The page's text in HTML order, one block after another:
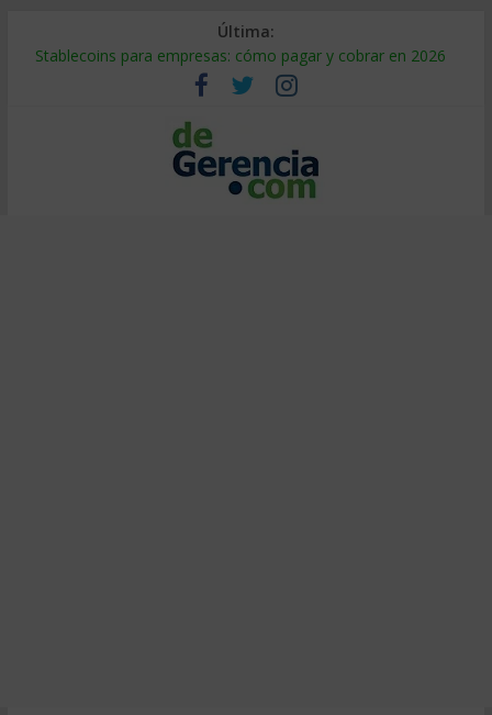
Última:
Stablecoins para empresas: cómo pagar y cobrar en 2026
Despido silencioso: qué es y por qué sale tan caro
IA en selección de personal: cómo auditarla a tiempo
Trabajo forzoso en la cadena de suministro: qué hacer
Mercado hispano de EE. UU.: cómo segmentarlo y venderle